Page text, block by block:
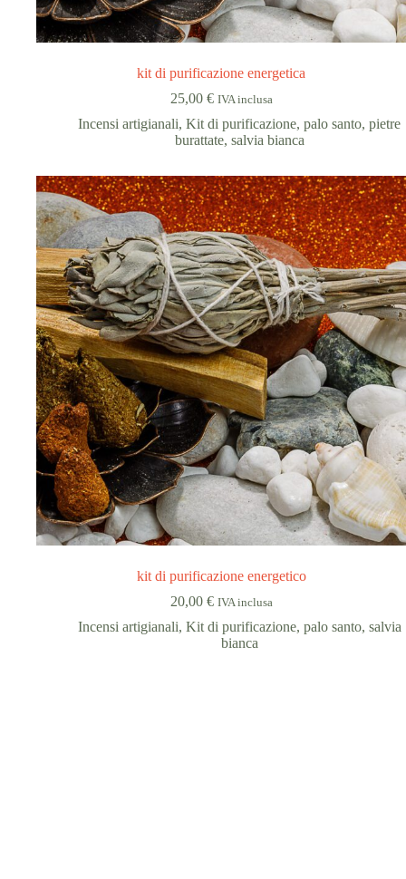
kit di purificazione energetica
25,00 € IVA inclusa
Incensi artigianali, Kit di purificazione, palo santo, pietre
burattate, salvia bianca
kit di purificazione energetico
20,00 € IVA inclusa
Incensi artigianali, Kit di purificazione, palo santo, salvia
bianca